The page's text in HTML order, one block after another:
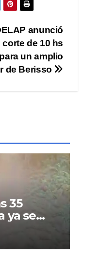
anunció
corte de 10 hs
para un amplio
de Berisso
35
ya se